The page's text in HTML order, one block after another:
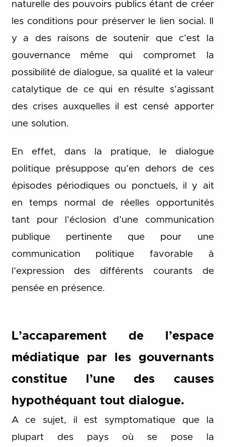
naturelle des pouvoirs publics étant de créer
les conditions pour préserver le lien social. Il
y a des raisons de soutenir que c’est la
gouvernance même qui compromet la
possibilité de dialogue, sa qualité et la valeur
catalytique de ce qui en résulte s’agissant
des crises auxquelles il est censé apporter
une solution.
En effet, dans la pratique, le dialogue
politique présuppose qu’en dehors de ces
épisodes périodiques ou ponctuels, il y ait
en temps normal de réelles opportunités
tant pour l’éclosion d’une communication
publique pertinente que pour une
communication politique favorable à
l’expression des différents courants de
pensée en présence.
L’accaparement de l’espace
médiatique par les gouvernants
constitue l’une des causes
hypothéquant tout dialogue.
A ce sujet, il est symptomatique que la
plupart des pays où se pose la